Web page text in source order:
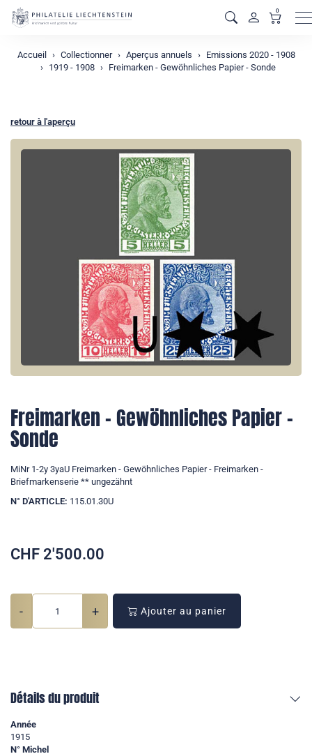
0
Accueil Collectionner Aperçus annuels
Emissions 2020 - 1908
1919 - 1908
Freimarken - Gewöhnliches Papier - Sonde
retour à l'aperçu
Freimarken - Gewöhnliches Papier -
Sonde
MiNr 1-2y 3yaU Freimarken - Gewöhnliches Papier - Freimarken -
Briefmarkenserie ** ungezähnt
N° D'ARTICLE: 115.01.30U
CHF 2'500.00
- + Ajouter au panier
Détails du produit
Année
1915
N° Michel